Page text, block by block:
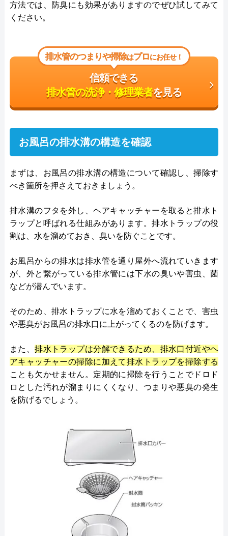
方法では、防臭にも効果がありますのでぜひ試してみて
ください。
排水管のつまりや掃除はプロにお任せ！
信頼できる
排水管の洗浄・修理業者を見る
お風呂の排水溝の構造を確認
まずは、お風呂の排水溝の構造について確認し、掃除す
べき箇所を押さえておきましょう。
排水溝のフタを外し、ヘアキャッチャーを取ると排水ト
ラップと呼ばれる仕組みがあります。排水トラップの役
割は、水を溜めておき、臭いを防ぐことです。
お風呂からの排水は排水管を通り屋外へ流れていきます
が、外と繋がっている排水管には下水の臭いや害虫、菌
などが潜んでいます。
そのため、排水トラップに水を溜めておくことで、害虫
や悪臭がお風呂の排水口に上がってくるのを防げます。
また、排水トラップは分解できるため、排水口付近やヘ
アキャッチャーの掃除に加えて排水トラップを掃除する
ことも欠かせません。定期的に掃除を行うことでドロド
ロとした汚れが溜まりにくくなり、つまりや悪臭の発生
を防げるでしょう。